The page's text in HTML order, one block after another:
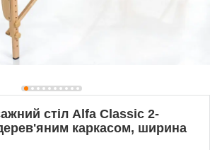
стіл Alfa Classic 2-
каркасом, ширина